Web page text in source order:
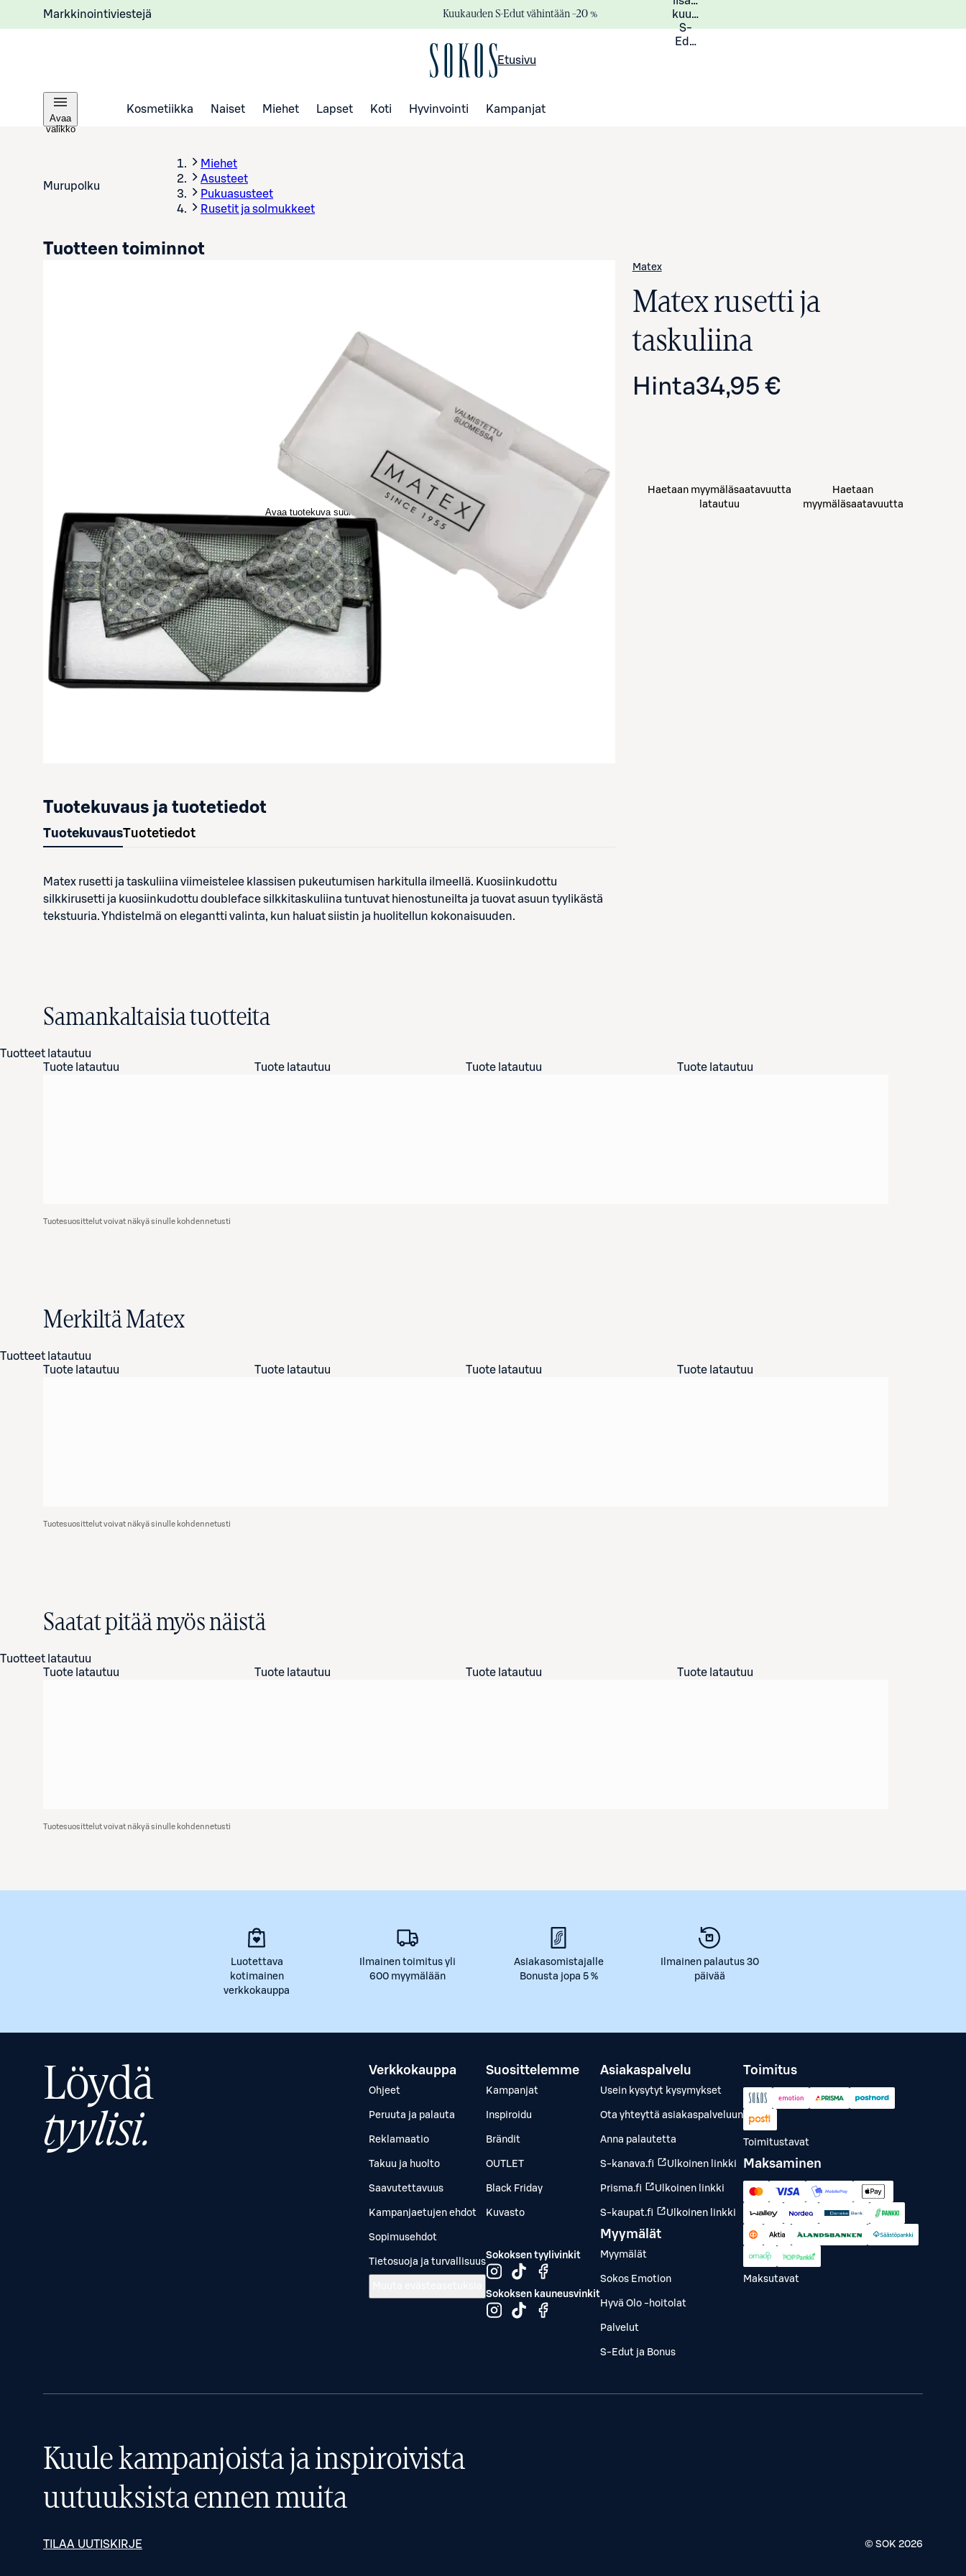
Markkinointiviestejä Kuukauden S-Edut vähintään –20 %
kuukauden
S-
Eduista
Etusivu
Avaa
valikko
Kosmetiikka Naiset Miehet Lapset Koti Hyvinvointi Kampanjat
Murupolku
Miehet
Asusteet
Pukuasusteet
Rusetit ja solmukkeet
Avaa tuotekuva suurennettuna
Matex
Matex rusetti ja
taskuliina
Hinta34,95 €
Tuotteen toiminnot
Haetaan myymäläsaatavuutta
latautuu
Haetaan
myymäläsaatavuutta
Tuotekuvaus ja tuotetiedot
TuotekuvausTuotetiedot
Matex rusetti ja taskuliina viimeistelee klassisen pukeutumisen harkitulla ilmeellä. Kuosiinkudottu
silkkirusetti ja kuosiinkudottu doubleface silkkitaskuliina tuntuvat hienostuneilta ja tuovat asuun tyylikästä
tekstuuria. Yhdistelmä on elegantti valinta, kun haluat siistin ja huolitellun kokonaisuuden.
Samankaltaisia tuotteita
Tuotteet latautuu
Tuote latautuu
Tuote latautuu Tuote latautuu Tuote latautuu
Tuotesuosittelut voivat näkyä sinulle kohdennetusti
Merkiltä Matex
Tuotteet latautuu
Tuote latautuu
Tuote latautuu Tuote latautuu Tuote latautuu
Tuotesuosittelut voivat näkyä sinulle kohdennetusti
Saatat pitää myös näistä
Tuotteet latautuu
Tuote latautuu
Tuote latautuu Tuote latautuu Tuote latautuu
Tuotesuosittelut voivat näkyä sinulle kohdennetusti
Luotettava
kotimainen
verkkokauppa
Ilmainen toimitus yli
600 myymälään
Asiakasomistajalle
Bonusta jopa 5 %
Ilmainen palautus 30
päivää
Löydä
tyylisi.
Verkkokauppa
Ohjeet
Peruuta ja palauta
Reklamaatio
Takuu ja huolto
Saavutettavuus
Kampanjaetujen ehdot
Sopimusehdot
Tietosuoja ja turvallisuus
Suosittelemme
Kampanjat
Inspiroidu
Brändit
OUTLET
Black Friday
Kuvasto
Sokoksen tyylivinkit
Sokoksen kauneusvinkit
Asiakaspalvelu
Usein kysytyt kysymykset
Ota yhteyttä asiakaspalveluun
Anna palautetta
S-kanava.fi Ulkoinen linkki
Prisma.fi Ulkoinen linkki
S-kaupat.fi Ulkoinen linkki
Myymälät
Myymälät
Sokos Emotion
Hyvä Olo -hoitolat
Palvelut
S-Edut ja Bonus
Toimitus
Toimitustavat
Maksaminen
Maksutavat
Kuule kampanjoista ja inspiroivista
uutuuksista ennen muita
TILAA UUTISKIRJE © SOK 2026